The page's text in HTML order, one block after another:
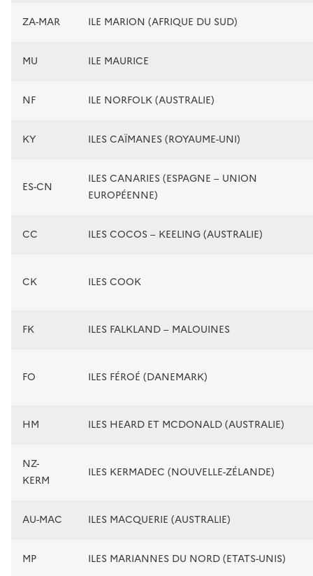
ZA-MAR ILE MARION (AFRIQUE DU SUD)
MU ILE MAURICE
NF ILE NORFOLK (AUSTRALIE)
KY ILES CAÏMANES (ROYAUME-UNI)
ES-CN
ILES CANARIES (ESPAGNE – UNION
EUROPÉENNE)
CC ILES COCOS – KEELING (AUSTRALIE)
CK ILES COOK
FK ILES FALKLAND – MALOUINES
FO ILES FÉROÉ (DANEMARK)
HM ILES HEARD ET MCDONALD (AUSTRALIE)
NZ-
KERM
ILES KERMADEC (NOUVELLE-ZÉLANDE)
AU-MAC ILES MACQUERIE (AUSTRALIE)
MP ILES MARIANNES DU NORD (ETATS-UNIS)